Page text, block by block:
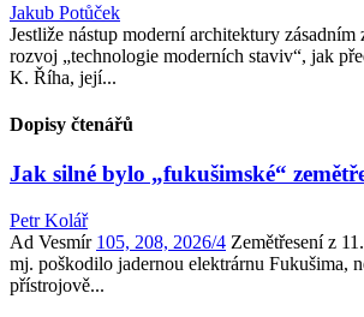
Jakub Potůček
Jestliže nástup moderní architektury
rozvoj „technologie moderních staviv“, jak
K. Říha, její...
Dopisy čtenářů
Jak silné bylo „fukušimské“
Petr Kolář
Ad Vesmír 105, 208, 2026/4 Zemětřesení z
mj. poškodilo jadernou elektrárnu Fukušima,
přístrojově...